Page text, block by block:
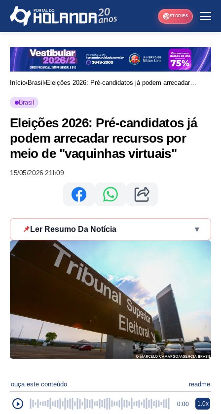
STORIES
Início Brasil
Eleições 2026: Pré-candidatos já podem arrecadar
Brasil
Eleições 2026: Pré-candidatos já
podem arrecadar recursos por
meio de "vaquinhas virtuais"
15/05/2026 21h09
📌 Ler Resumo Da Notícia ▾
ouça este conteúdo readme
0:00 1.0x